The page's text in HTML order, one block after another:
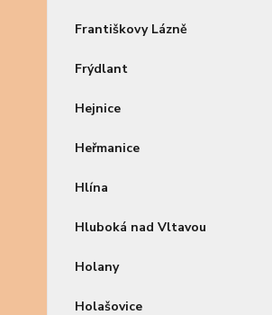
Františkovy Lázně
Frýdlant
Hejnice
Heřmanice
Hlína
Hluboká nad Vltavou
Holany
Holašovice